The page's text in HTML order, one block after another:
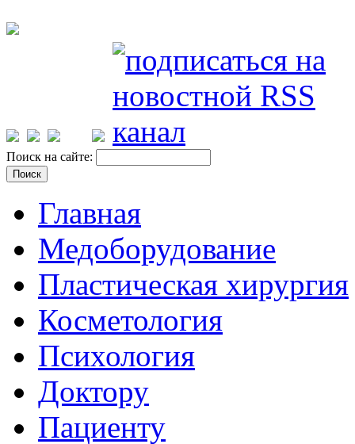
Поиск на сайте:
Главная
Медоборудование
Пластическая хирургия
Косметология
Психология
Доктору
Пациенту